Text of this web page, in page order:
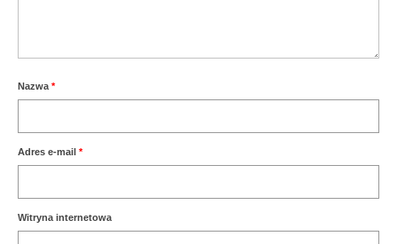
Nazwa *
Adres e-mail *
Witryna internetowa